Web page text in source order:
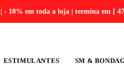
| - 10% em toda a loja | termina em [
ESTIMULANTES SM &